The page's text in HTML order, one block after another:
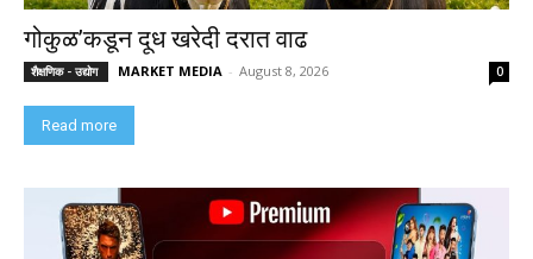
गोकुळ’कडून दूध खरेदी दरात वाढ
शैक्षणिक - उद्योग MARKET MEDIA - August 8, 2026 0
Read more